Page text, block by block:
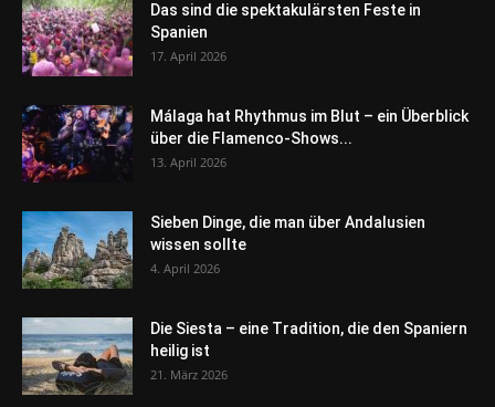
Das sind die spektakulärsten Feste in
Spanien
17. April 2026
Málaga hat Rhythmus im Blut – ein Überblick
über die Flamenco-Shows...
13. April 2026
Sieben Dinge, die man über Andalusien
wissen sollte
4. April 2026
Die Siesta – eine Tradition, die den Spaniern
heilig ist
21. März 2026